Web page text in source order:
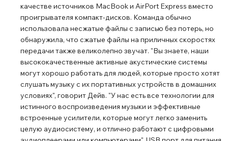
качестве источников MacBook и AirPort Express вместо
проигрывателя компакт-дисков. Команда обычно
использовала несжатые файлы с записью без потерь, но
обнаружила, что сжатые файлы на приличных скоростях
передачи также великолепно звучат. "Вы знаете, наши
высококачественные активные акустические системы
могут хорошо работать для людей, которые просто хотят
слушать музыку с их портативных устройств в домашних
условиях", говорит Дейв. "У нас есть все технологии для
истинного воспроизведения музыки и эффективные
встроенные усилители, которые могут легко заменить
целую аудиосистему, и отлично работают с цифровыми